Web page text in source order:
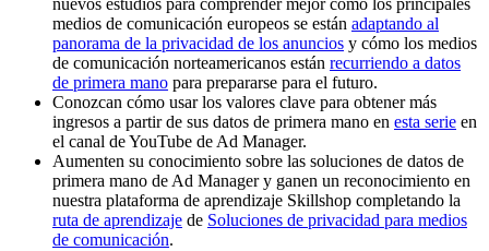
nuevos estudios para comprender mejor cómo los principales
medios de comunicación europeos se están adaptando al
panorama de la privacidad de los anuncios y cómo los medios
de comunicación norteamericanos están recurriendo a datos
de primera mano para prepararse para el futuro.
Conozcan cómo usar los valores clave para obtener más
ingresos a partir de sus datos de primera mano en esta serie en
el canal de YouTube de Ad Manager.
Aumenten su conocimiento sobre las soluciones de datos de
primera mano de Ad Manager y ganen un reconocimiento en
nuestra plataforma de aprendizaje Skillshop completando la
ruta de aprendizaje de Soluciones de privacidad para medios
de comunicación.